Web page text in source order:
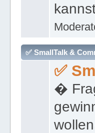
✅ SmallTalk &
✅
�